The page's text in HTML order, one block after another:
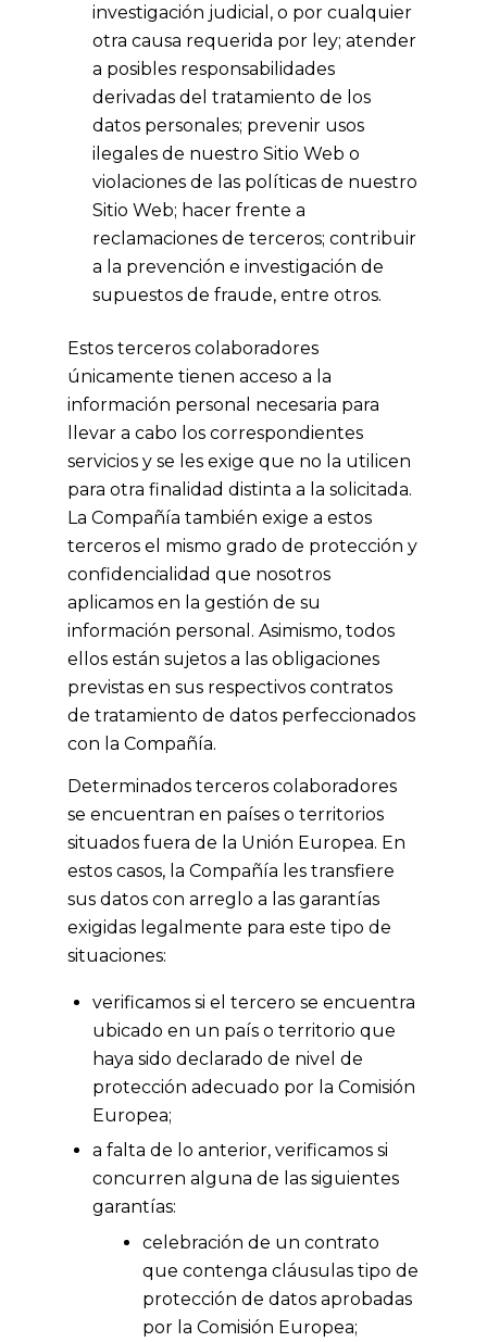
investigación judicial, o por cualquier
otra causa requerida por ley; atender
a posibles responsabilidades
derivadas del tratamiento de los
datos personales; prevenir usos
ilegales de nuestro Sitio Web o
violaciones de las políticas de nuestro
Sitio Web; hacer frente a
reclamaciones de terceros; contribuir
a la prevención e investigación de
supuestos de fraude, entre otros.
Estos terceros colaboradores
únicamente tienen acceso a la
información personal necesaria para
llevar a cabo los correspondientes
servicios y se les exige que no la utilicen
para otra finalidad distinta a la solicitada.
La Compañía también exige a estos
terceros el mismo grado de protección y
confidencialidad que nosotros
aplicamos en la gestión de su
información personal. Asimismo, todos
ellos están sujetos a las obligaciones
previstas en sus respectivos contratos
de tratamiento de datos perfeccionados
con la Compañía.
Determinados terceros colaboradores
se encuentran en países o territorios
situados fuera de la Unión Europea. En
estos casos, la Compañía les transfiere
sus datos con arreglo a las garantías
exigidas legalmente para este tipo de
situaciones:
verificamos si el tercero se encuentra
ubicado en un país o territorio que
haya sido declarado de nivel de
protección adecuado por la Comisión
Europea;
a falta de lo anterior, verificamos si
concurren alguna de las siguientes
garantías:
celebración de un contrato
que contenga cláusulas tipo de
protección de datos aprobadas
por la Comisión Europea;